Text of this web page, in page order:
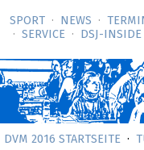
SPORT NEWS
SERVICE
DSJ-­INSIDE
DVM 2016 STARTSEITE